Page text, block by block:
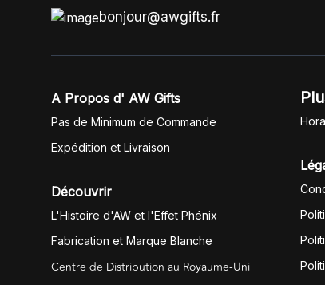
bonjour@awgifts.fr
A Propos d' AW Gifts
Pas de Minimum de Commande
Expédition et Livraison
Découvrir
L'Histoire d'AW et l'Effet Phénix
Fabrication et Marque Blanche
Centre de Distribution au Royaume-Uni